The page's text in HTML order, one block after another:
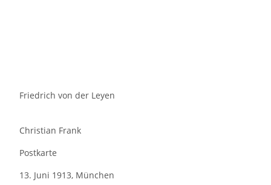
Friedrich von der Leyen
Christian Frank
Postkarte
13. Juni 1913, München